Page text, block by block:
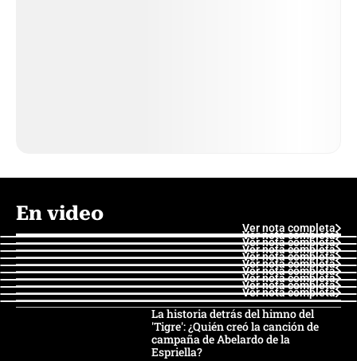
En video
Ver nota completa
Ver nota completa
Ver nota completa
Ver nota completa
Ver nota completa
Ver nota completa
Ver nota completa
Ver nota completa
Ver nota completa
Ver nota completa
La historia detrás del himno del
'Tigre': ¿Quién creó la canción de
campaña de Abelardo de la
Espriella?